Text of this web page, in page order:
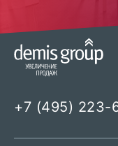
+7 (495) 223-